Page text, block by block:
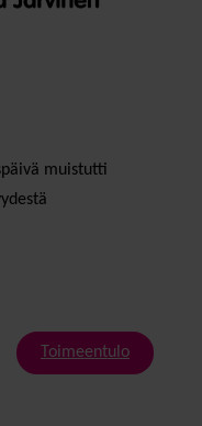
muistutti
Toimeentulo